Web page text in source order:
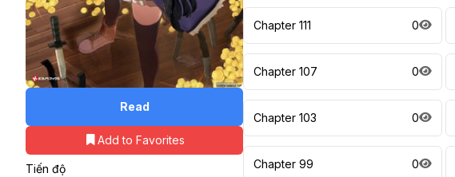
Read
Add to Favorites
Tiến độ
Chapter 111 0
Chapter 107 0
Chapter 103 0
Chapter 99 0